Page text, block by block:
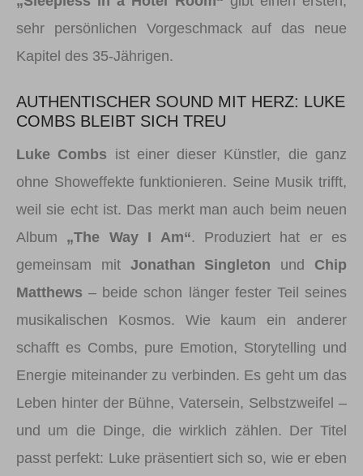
sehr persönlichen Vorgeschmack auf das neue
Kapitel des 35-Jährigen.
AUTHENTISCHER SOUND MIT HERZ: LUKE
COMBS BLEIBT SICH TREU
Luke Combs ist einer dieser Künstler, die ganz
ohne Showeffekte funktionieren. Seine Musik trifft,
weil sie echt ist. Das merkt man auch beim neuen
Album „The Way I Am“. Produziert hat er es
gemeinsam mit Jonathan Singleton und Chip
Matthews – beide schon länger fester Teil seines
musikalischen Kosmos. Wie kaum ein anderer
schafft es Combs, pure Emotion, Storytelling und
Energie miteinander zu verbinden. Es geht um das
Leben hinter der Bühne, Vatersein, Selbstzweifel –
und um die Dinge, die wirklich zählen. Der Titel
passt perfekt: Luke präsentiert sich so, wie er eben